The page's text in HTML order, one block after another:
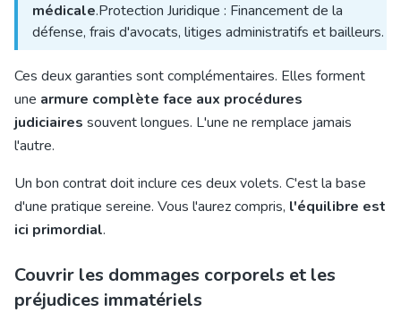
médicale.Protection Juridique : Financement de la
défense, frais d'avocats, litiges administratifs et bailleurs.
Ces deux garanties sont complémentaires. Elles forment
une armure complète face aux procédures
judiciaires souvent longues. L'une ne remplace jamais
l'autre.
Un bon contrat doit inclure ces deux volets. C'est la base
d'une pratique sereine. Vous l'aurez compris, l'équilibre est
ici primordial.
Couvrir les dommages corporels et les
préjudices immatériels